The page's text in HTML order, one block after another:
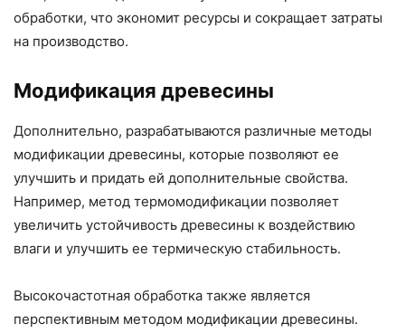
обработки, что экономит ресурсы и сокращает затраты
на производство.
Модификация древесины
Дополнительно, разрабатываются различные методы
модификации древесины, которые позволяют ее
улучшить и придать ей дополнительные свойства.
Например, метод термомодификации позволяет
увеличить устойчивость древесины к воздействию
влаги и улучшить ее термическую стабильность.
Высокочастотная обработка также является
перспективным методом модификации древесины.